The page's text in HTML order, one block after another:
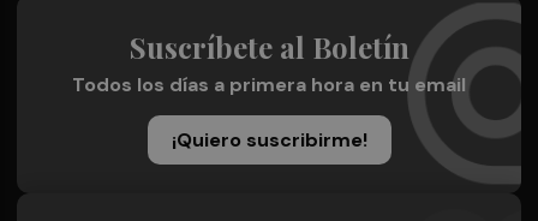
Suscríbete al Boletín
Todos los días a primera hora en tu email
¡Quiero suscribirme!